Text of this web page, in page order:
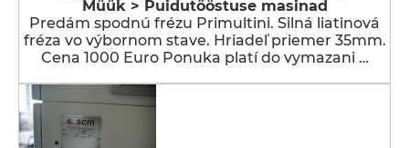
Müük > Puidutööstuse masinad
Predám spodnú frézu Primultini. Silná liatinová
fréza vo výbornom stave. Hriadeľ priemer 35mm.
Cena 1000 Euro Ponuka platí do vymazani …